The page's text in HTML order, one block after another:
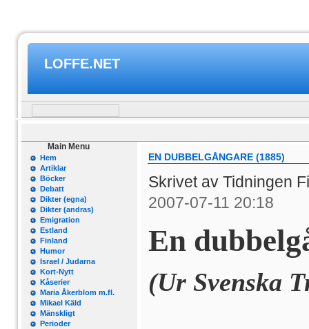
LOFFE.NET
Main Menu
Hem
Artiklar
Böcker
Debatt
Dikter (egna)
Dikter (andras)
Emigration
Estland
Finland
Humor
Israel / Judarna
Kort-Nytt
Kåserier
Maria Åkerblom m.fl.
Mikael Käld
Mänskligt
Perioder
EN DUBBELGÅNGARE (1885)
Skrivet av Tidningen
2007-07-11 20:18
En
(Ur Svenska